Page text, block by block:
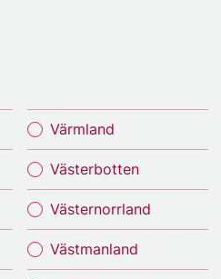
Värmland
Västerbotten
Västernorrland
Västmanland